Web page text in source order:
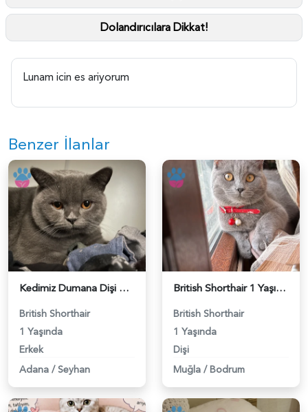
Dolandırıcılara Dikkat!
Lunam icin es ariyorum
Benzer İlanlar
Kedimiz Dumana Dişi Eş arıyoruz - 118984658
British Shorthair
1 Yaşında
Erkek
Adana / Seyhan
British Shorthair 1 Yaşında Eş Arıyor - 118984662
British Shorthair
1 Yaşında
Dişi
Muğla / Bodrum